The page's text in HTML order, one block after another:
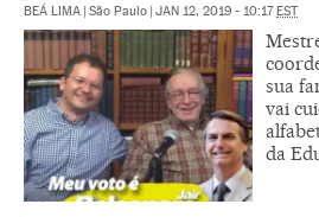
BEÁ LIMA | São Paulo | JAN 12, 2019 - 10:17EST
sua
vai
da